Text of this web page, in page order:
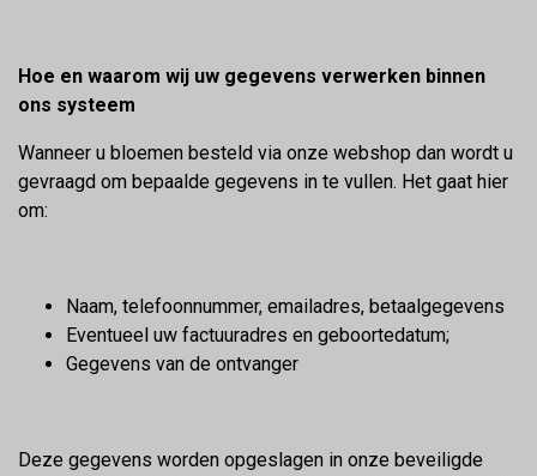
Hoe en waarom wij uw gegevens verwerken binnen
ons systeem
Wanneer u bloemen besteld via onze webshop dan wordt u
gevraagd om bepaalde gegevens in te vullen. Het gaat hier
om:
Naam, telefoonnummer, emailadres, betaalgegevens
Eventueel uw factuuradres en geboortedatum;
Gegevens van de ontvanger
Deze gegevens worden opgeslagen in onze beveiligde